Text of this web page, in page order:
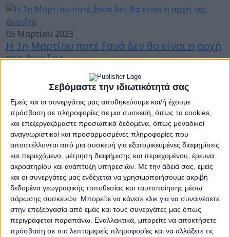
Σεβόμαστε την ιδιωτικότητά σας
Εμείς και οι συνεργάτες μας αποθηκεύουμε και/ή έχουμε
πρόσβαση σε πληροφορίες σε μια συσκευή, όπως τα cookies,
και επεξεργαζόμαστε προσωπικά δεδομένα, όπως μοναδικοί
αναγνωριστικοί και προσαρμοσμένες πληροφορίες που
αποστέλλονται από μια συσκευή για εξατομικευμένες διαφημίσεις
και περιεχόμενο, μέτρηση διαφήμισης και περιεχομένου, έρευνα
ακροατηρίου και ανάπτυξη υπηρεσιών. Με την άδειά σας, εμείς
και οι συνεργάτες μας ενδέχεται να χρησιμοποιήσουμε ακριβή
δεδομένα γεωγραφικής τοποθεσίας και ταυτοποίησης μέσω
σάρωσης συσκευών. Μπορείτε να κάνετε κλικ για να συναινέσετε
στην επεξεργασία από εμάς και τους συνεργάτες μας όπως
περιγράφεται παραπάνω. Εναλλακτικά, μπορείτε να αποκτήσετε
πρόσβαση σε πιο λεπτομερείς πληροφορίες και να αλλάξετε τις
05 Μαρτίου 2023
Η 1η Μαρτίου ποτέ ξανά δεν θα είναι η αρχή
της άνοιξης
02 Μαρτίου 2023
Γράφει ο Β. Μητράκος: «Ποτέ ξανά»;
28 Φεβρουαρίου 2023
Γράφει ο Β. Μητράκος: Πολιτικές αφωνίες
22 Φεβρουαρίου 2023
Γράφει ο Β. Μητράκος: Η Σπάρτη απ’ το
μπαλκόνι του γιατρού